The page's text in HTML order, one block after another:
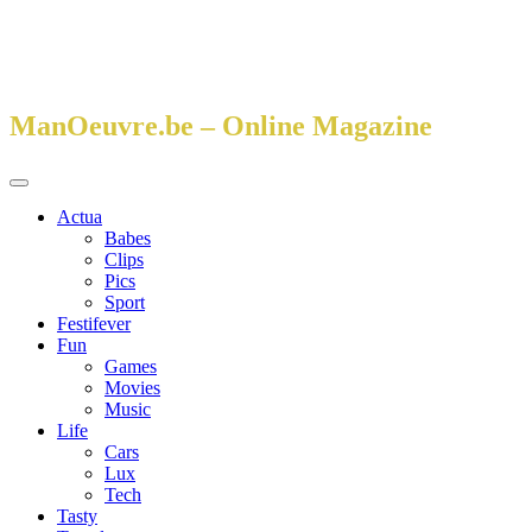
ManOeuvre.be – Online Magazine
Primair
Actua
Babes
Clips
Pics
Sport
Festifever
Fun
Games
Movies
Music
Life
Cars
Lux
Tech
Tasty